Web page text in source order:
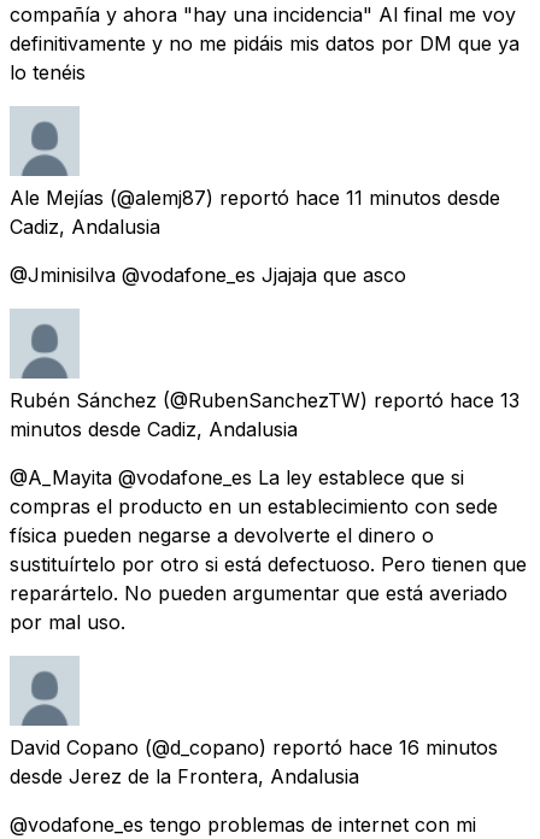
compañía y ahora "hay una incidencia" Al final me voy
definitivamente y no me pidáis mis datos por DM que ya
lo tenéis
Ale Mejías (@alemj87) reportó hace 11 minutos desde
Cadiz, Andalusia
@Jminisilva @vodafone_es Jjajaja que asco
Rubén Sánchez (@RubenSanchezTW) reportó hace 13
minutos desde Cadiz, Andalusia
@A_Mayita @vodafone_es La ley establece que si
compras el producto en un establecimiento con sede
física pueden negarse a devolverte el dinero o
sustituírtelo por otro si está defectuoso. Pero tienen que
reparártelo. No pueden argumentar que está averiado
por mal uso.
David Copano (@d_copano) reportó hace 16 minutos
desde Jerez de la Frontera, Andalusia
@vodafone_es tengo problemas de internet con mi